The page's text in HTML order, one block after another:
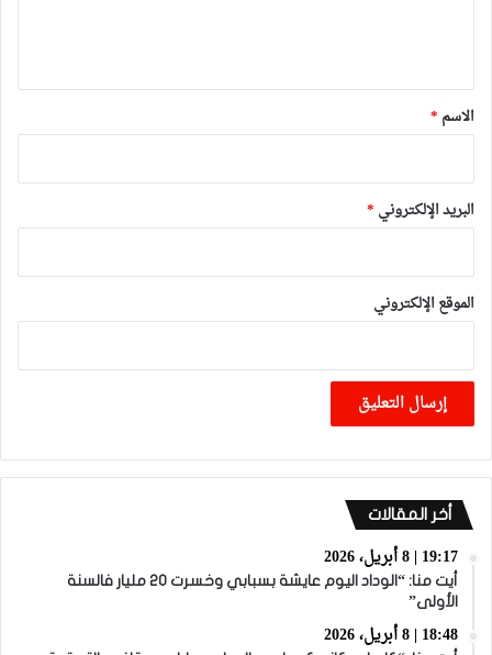
*
الاسم *
البريد الإلكتروني *
الموقع الإلكتروني
أخر المقالات
19:17 | 8 أبريل، 2026
أيت منا: “الوداد اليوم عايشة بسبابي وخسرت 20 مليار فالسنة
الأولى”
18:48 | 8 أبريل، 2026